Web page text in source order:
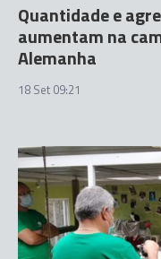
Quantidade e
aumentam na
Alemanha
18 Set 09:21